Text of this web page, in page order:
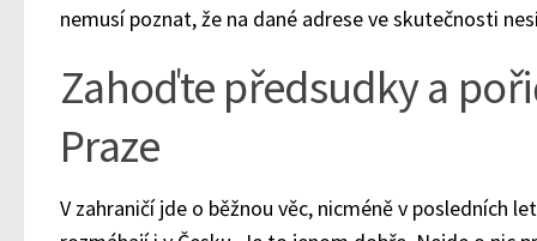
nemusí poznat, že na dané adrese ve skutečnosti
Zahoďte předsudky a
Praze
V zahraničí jde o běžnou věc, nicméně v posledních